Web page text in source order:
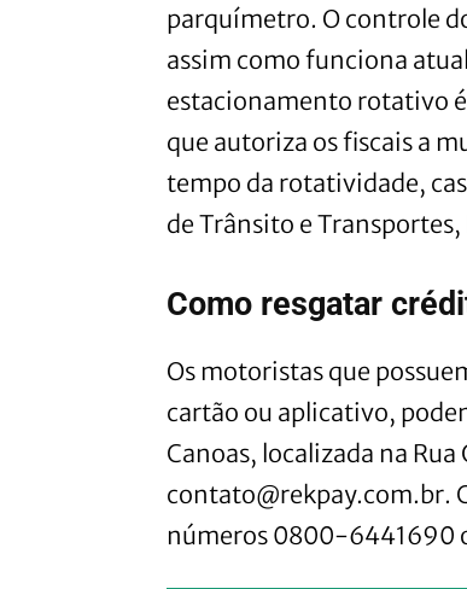
parquímetro. O controle
assim como funciona
estacionamento rotativo
que autoriza os fiscais a
tempo da rotatividade,
de Trânsito e Transportes,
Como resgatar
Os motoristas que
cartão ou aplicativo,
Canoas, localizada na
contato@rekpay.com.br.
números 0800-6441690